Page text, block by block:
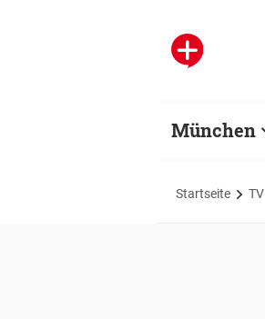
München
Startseite TV